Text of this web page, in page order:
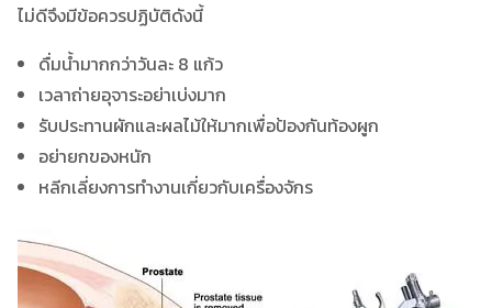
ไม่ดีจึงมีข้อควรปฏิบัติดังนี้
ดื่มน้ำมากกว่าวันละ 8 แก้ว
เวลาถ่ายอุจาระอย่าเบ่งมาก
รับประทานผักและผลไม้ให้มากเพื่อป้องกันท้องผูก
อย่ายกของหนัก
หลีกเลี่ยงการทำงานเกี่ยวกับเครื่องจักร